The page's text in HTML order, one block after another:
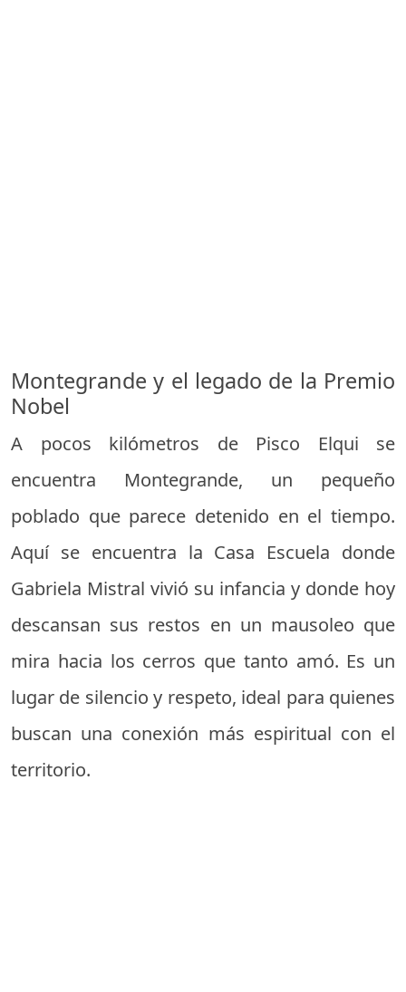
Montegrande y el legado de la Premio
Nobel
A pocos kilómetros de Pisco Elqui se
encuentra Montegrande, un pequeño
poblado que parece detenido en el tiempo.
Aquí se encuentra la Casa Escuela donde
Gabriela Mistral vivió su infancia y donde hoy
descansan sus restos en un mausoleo que
mira hacia los cerros que tanto amó. Es un
lugar de silencio y respeto, ideal para quienes
buscan una conexión más espiritual con el
territorio.